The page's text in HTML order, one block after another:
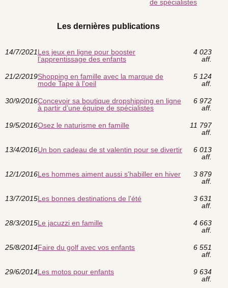
de spécialistes
Les dernières publications
14/7/2021Les jeux en ligne pour booster
l’apprentissage des enfants
4 023
aff.
21/2/2019Shopping en famille avec la marque de
mode Tape à l'oeil
5 124
aff.
30/9/2016Concevoir sa boutique dropshipping en ligne
à partir d’une équipe de spécialistes
6 972
aff.
19/5/2016Osez le naturisme en famille
11 797
aff.
13/4/2016Un bon cadeau de st valentin pour se divertir
6 013
aff.
12/1/2016Les hommes aiment aussi s'habiller en hiver
3 879
aff.
13/7/2015Les bonnes destinations de l'été
3 631
aff.
28/3/2015Le jacuzzi en famille
4 663
aff.
25/8/2014Faire du golf avec vos enfants
6 551
aff.
29/6/2014Les motos pour enfants
9 634
aff.